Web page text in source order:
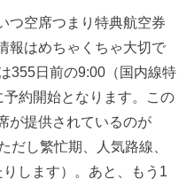
つ空席つまり特典航空券
報はめちゃくちゃ大切で
355日前の9:00（国内線特
約開始となります。この
が提供されているのが
だし繁忙期、人気路線、
します）。あと、もう1